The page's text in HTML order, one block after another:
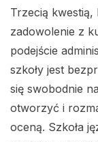
Trzecią kwestią,
zadowolenie z
podejście
szkoły jest
się swobodnie
otworzyć i
oceną. Szkoła